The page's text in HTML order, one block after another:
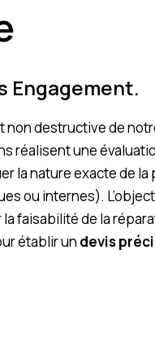
Engagement.
non destructive de
réalisent une
la nature exacte de la
ou internes).
faisabilité de la
établir un devis